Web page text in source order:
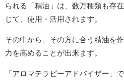
られる「精油」は、数万種類も存
じて、使用・活用されます。
その中から、その方に合う精油を
力を高めることが出来ます。
「アロマテラピーアドバイザー」